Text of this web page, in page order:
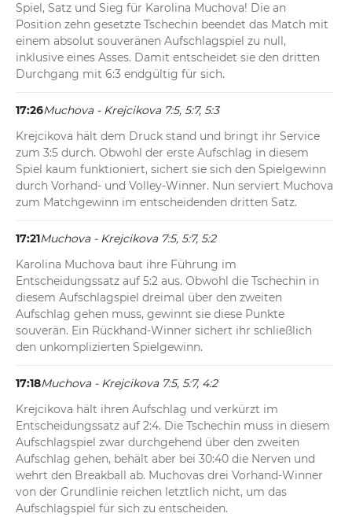
Spiel, Satz und Sieg für Karolina Muchova! Die an
Position zehn gesetzte Tschechin beendet das Match mit
einem absolut souveränen Aufschlagspiel zu null,
inklusive eines Asses. Damit entscheidet sie den dritten
Durchgang mit 6:3 endgültig für sich.
17:26Muchova - Krejcikova 7:5, 5:7, 5:3
Krejcikova hält dem Druck stand und bringt ihr Service
zum 3:5 durch. Obwohl der erste Aufschlag in diesem
Spiel kaum funktioniert, sichert sie sich den Spielgewinn
durch Vorhand- und Volley-Winner. Nun serviert Muchova
zum Matchgewinn im entscheidenden dritten Satz.
17:21Muchova - Krejcikova 7:5, 5:7, 5:2
Karolina Muchova baut ihre Führung im
Entscheidungssatz auf 5:2 aus. Obwohl die Tschechin in
diesem Aufschlagspiel dreimal über den zweiten
Aufschlag gehen muss, gewinnt sie diese Punkte
souverän. Ein Rückhand-Winner sichert ihr schließlich
den unkomplizierten Spielgewinn.
17:18Muchova - Krejcikova 7:5, 5:7, 4:2
Krejcikova hält ihren Aufschlag und verkürzt im
Entscheidungssatz auf 2:4. Die Tschechin muss in diesem
Aufschlagspiel zwar durchgehend über den zweiten
Aufschlag gehen, behält aber bei 30:40 die Nerven und
wehrt den Breakball ab. Muchovas drei Vorhand-Winner
von der Grundlinie reichen letztlich nicht, um das
Aufschlagspiel für sich zu entscheiden.